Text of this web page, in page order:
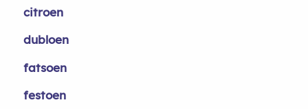
citroen
dubloen
fatsoen
festoen